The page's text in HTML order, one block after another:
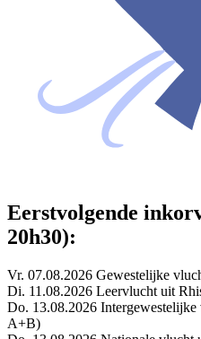
Eerstvolgende
20h30):
Vr. 07.08.2026 Gewestelijke
Di. 11.08.2026 Leervlucht uit
Do. 13.08.2026
A+B)